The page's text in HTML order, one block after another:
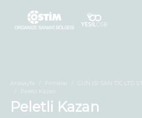
Anasayfa Firmalar GÜN ISI SAN TİC LTD ŞTİ
Peletli Kazan
Peletli Kazan